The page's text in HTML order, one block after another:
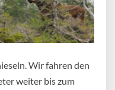
Wir fahren den
weiter bis zum